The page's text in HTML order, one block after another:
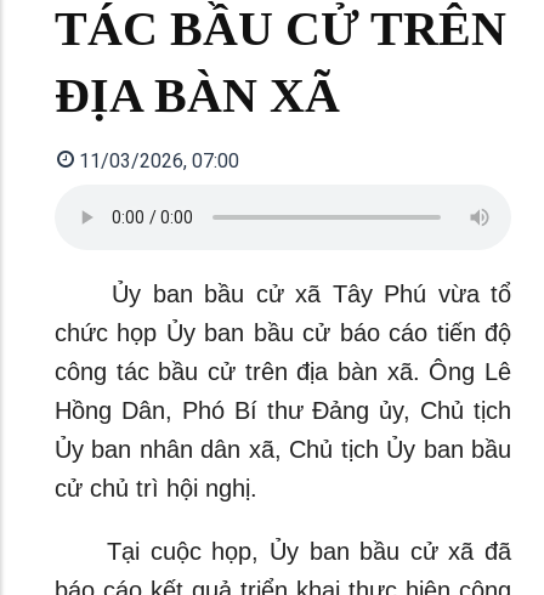
TÁC BẦU CỬ TRÊN
ĐỊA BÀN XÃ
11/03/2026, 07:00
Ủy ban bầu cử xã Tây Phú vừa tổ
chức họp Ủy ban bầu cử báo cáo tiến độ
công tác bầu cử trên địa bàn xã. Ông Lê
Hồng Dân, Phó Bí thư Đảng ủy, Chủ tịch
Ủy ban nhân dân xã, Chủ tịch Ủy ban bầu
cử chủ trì hội nghị.
Tại cuộc họp, Ủy ban bầu cử xã đã